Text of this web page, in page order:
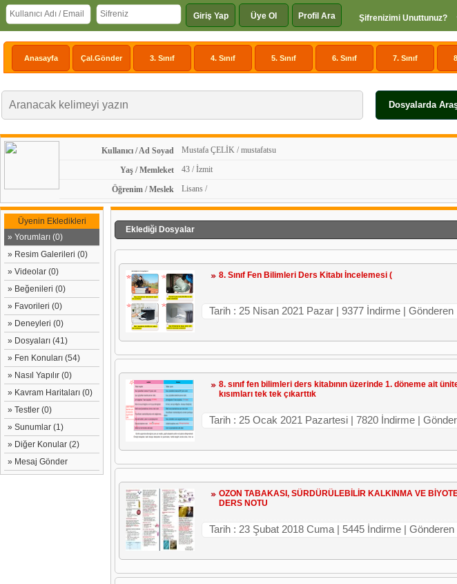
Giriş Yap Üye Ol Profil Ara Şifrenizimi Unuttunuz?
Anasayfa Çal.Gönder 3. Sınıf 4. Sınıf 5. Sınıf 6. Sınıf 7. Sınıf
Dosyalarda
Kullanıcı / Ad Soyad Mustafa ÇELİK / mustafatsu
Yaş / Memleket 43 / İzmit
Öğrenim / Meslek Lisans /
Üyenin Ekledikleri
» Yorumları (0)
» Resim Galerileri (0)
» Videolar (0)
» Beğenileri (0)
» Favorileri (0)
» Deneyleri (0)
» Dosyaları (41)
» Fen Konuları (54)
» Nasıl Yapılır (0)
» Kavram Haritaları (0)
» Testler (0)
» Sunumlar (1)
» Diğer Konular (2)
» Mesaj Gönder
Eklediği Dosyalar
8. Sınıf Fen Bilimleri Ders Kitabı İncelemesi (
Tarih : 25 Nisan 2021 Pazar | 9377 İndirme | Gönderen
8. sınıf fen bilimleri ders kitabının üzerinde 1. döneme ait
kısımları tek tek çıkarttık
Tarih : 25 Ocak 2021 Pazartesi | 7820 İndirme |
OZON TABAKASI, SÜRDÜRÜLEBİLİR KALKINMA VE
DERS NOTU
Tarih : 23 Şubat 2018 Cuma | 5445 İndirme | Gönderen